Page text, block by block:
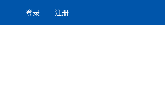
登录 注册